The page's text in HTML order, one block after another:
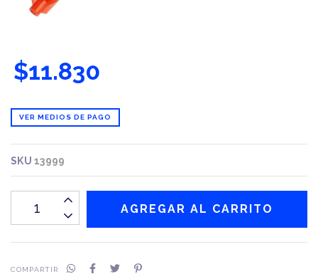
$11.830
VER MEDIOS DE PAGO
SKU13999
COMPARTIR